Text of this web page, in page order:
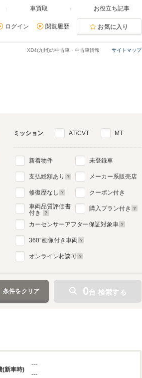
車買取 お役立ち記事
ログイン 閲覧履歴 お気に入り
サイトマップ
XD4(九州)の中古車・中古車情報
ミッション AT/CVT MT
新着物件
支払総額あり
修復歴なし
車両品質評価書
付き
未登録車
メーカー系販売店
クーポン付き
購入プラン付き
カーセンサーアフター保証対象車
360°画像付き車両
オンライン相談可
条件をクリア 0台 検索する
(新車時)
---
---